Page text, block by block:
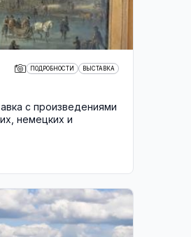
ПОДРОБНОСТИ ВЫСТАВКА
с произведениями
немецких и